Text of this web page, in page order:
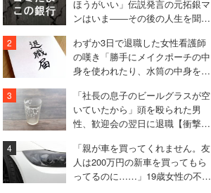
ほうがいい」伝説発言の元拓銀マ
ンはいま――その後の人生を聞い
わずか3日で退職した女性看護師
の嘆き「勝手にメイクポーチの中
身を使われたり、水筒の中身を捨
「社長の息子のビールグラスが空
いていたから」頭を殴られた男
性、歓迎会の翌日に退職【衝撃エ
「親が車を買ってくれません。友
人は200万円の新車を買ってもら
ってるのに……」19歳女性の不満